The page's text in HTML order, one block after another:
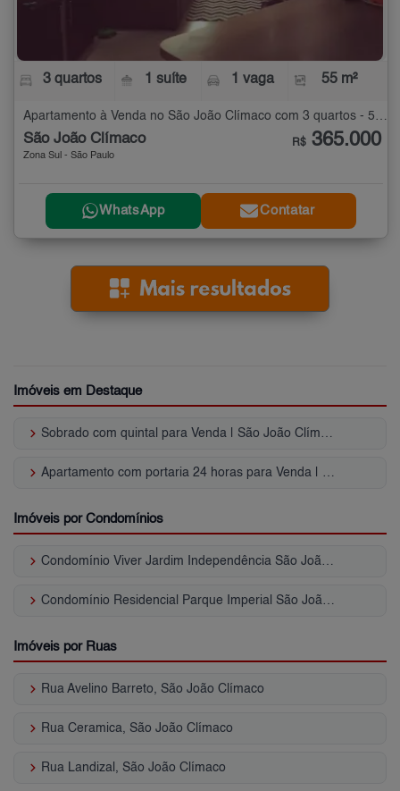
3 quartos 1 suíte 1 vaga 55 m²
São João Clímaco
Zona Sul - São Paulo
R$ 365.000
WhatsApp Contatar
Imóveis em Destaque
keyboard_arrow_right
keyboard_arrow_right
Imóveis por Condomínios
keyboard_arrow_right
keyboard_arrow_right
Imóveis por Ruas
keyboard_arrow_right Rua Avelino Barreto, São João Clímaco
keyboard_arrow_right Rua Ceramica, São João Clímaco
keyboard_arrow_right Rua Landizal, São João Clímaco